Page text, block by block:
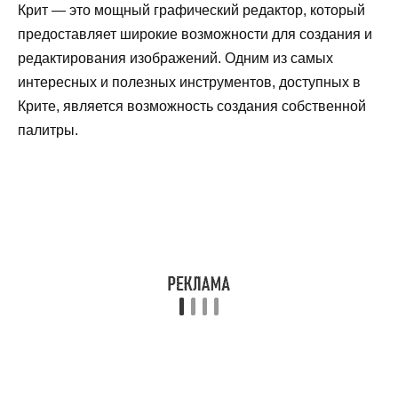
Крит — это мощный графический редактор, который
предоставляет широкие возможности для создания и
редактирования изображений. Одним из самых
интересных и полезных инструментов, доступных в
Крите, является возможность создания собственной
палитры.